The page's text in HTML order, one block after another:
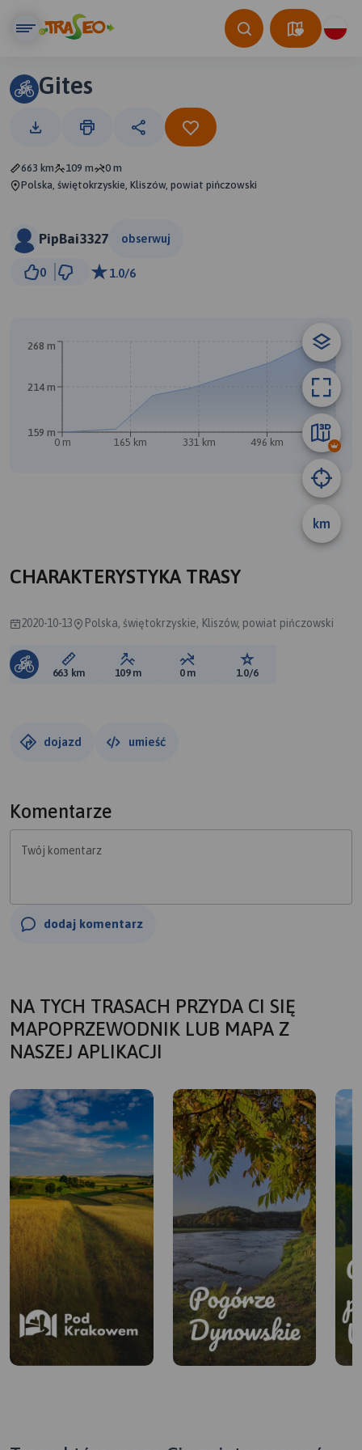
Gites
663 km 109 m
0 m
Polska, świętokrzyskie, Kliszów, powiat pińczowski
PipBai3327 obserwuj
0 1.0/6
km
0 m 165 km 331 km 496 km 662 km
159 m
214 m
268 m
CHARAKTERYSTYKA TRASY
2020-10-13 Polska, świętokrzyskie, Kliszów, powiat pińczowski
Długość trasy:
663 km Suma przewyższeń:
109 m Suma spadków:
0 m Ocena trasy:
1.0/6
dojazd umieść
Komentarze
Twój komentarz
dodaj komentarz
NA TYCH TRASACH PRZYDA CI SIĘ
MAPOPRZEWODNIK LUB MAPA Z
NASZEJ APLIKACJI